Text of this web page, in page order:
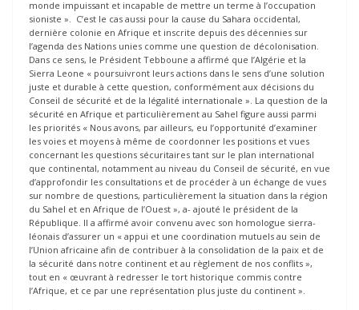
monde impuissant et incapable de mettre un terme à l’occupation
sioniste ». C’est le cas aussi pour la cause du Sahara occidental,
dernière colonie en Afrique et inscrite depuis des décennies sur
l’agenda des Nations unies comme une question de décolonisation.
Dans ce sens, le Président Tebboune a affirmé que l’Algérie et la
Sierra Leone « poursuivront leurs actions dans le sens d’une solution
juste et durable à cette question, conformément aux décisions du
Conseil de sécurité et de la légalité internationale ». La question de la
sécurité en Afrique et particulièrement au Sahel figure aussi parmi
les priorités « Nous avons, par ailleurs, eu l’opportunité d’examiner
les voies et moyens à même de coordonner les positions et vues
concernant les questions sécuritaires tant sur le plan international
que continental, notamment au niveau du Conseil de sécurité, en vue
d’approfondir les consultations et de procéder à un échange de vues
sur nombre de questions, particulièrement la situation dans la région
du Sahel et en Afrique de l’Ouest », a- ajouté le président de la
République. Il a affirmé avoir convenu avec son homologue sierra-
léonais d’assurer un « appui et une coordination mutuels au sein de
l’Union africaine afin de contribuer à la consolidation de la paix et de
la sécurité dans notre continent et au règlement de nos conflits »,
tout en « œuvrant à redresser le tort historique commis contre
l’Afrique, et ce par une représentation plus juste du continent ».